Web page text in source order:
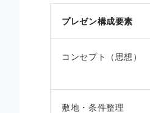
プレゼン構成要素
コンセプト（思想）
敷地・条件整理